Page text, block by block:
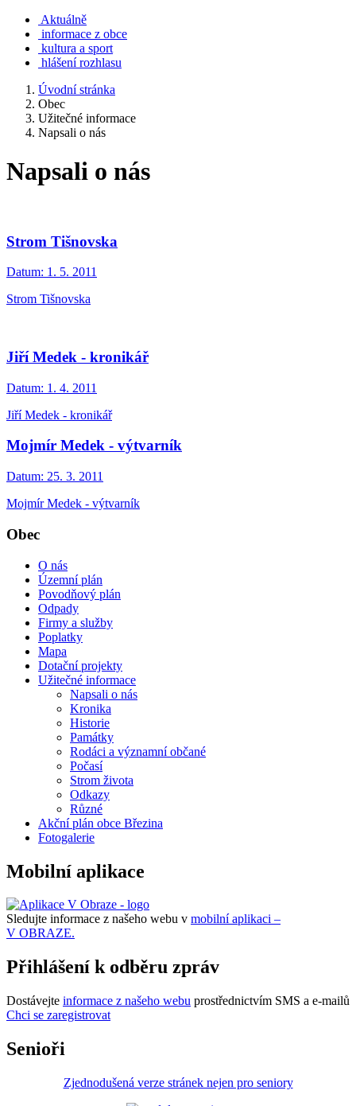
Aktuálně
informace z obce
kultura a sport
hlášení rozhlasu
Úvodní stránka
Obec
Užitečné informace
Napsali o nás
Napsali o nás
Strom Tišnovska
Datum: 1. 5. 2011
Strom Tišnovska
Jiří Medek - kronikář
Datum: 1. 4. 2011
Jiří Medek - kronikář
Mojmír Medek - výtvarník
Datum: 25. 3. 2011
Mojmír Medek - výtvarník
Obec
O nás
Územní plán
Povodňový plán
Odpady
Firmy a služby
Poplatky
Mapa
Dotační projekty
Užitečné informace
Napsali o nás
Kronika
Historie
Památky
Rodáci a významní občané
Počasí
Strom života
Odkazy
Různé
Akční plán obce Březina
Fotogalerie
Mobilní aplikace
Sledujte informace z našeho webu v mobilní aplikaci –
V OBRAZE.
Přihlášení k odběru zpráv
Dostávejte informace z našeho webu prostřednictvím SMS a e-mailů
Chci se zaregistrovat
Senioři
Zjednodušená verze stránek nejen pro seniory